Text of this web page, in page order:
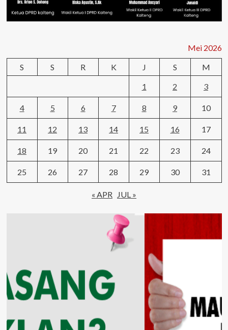
Mei 2026
S
S R K J S
M
1
2 3
4 5 6 7 8 9 10
11 12 13 14 15 16 17
18 19 20 21 22 23 24
25 26 27 28 29 30 31
« APR JUL »